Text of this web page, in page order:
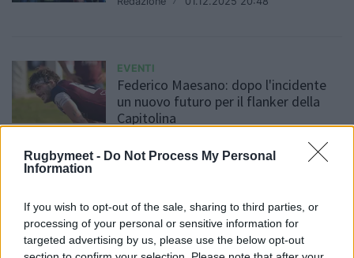
Rugbymeet - Do Not Process My Personal
Information
If you wish to opt-out of the sale, sharing to third parties, or
processing of your personal or sensitive information for
targeted advertising by us, please use the below opt-out
EVENTI
Federico Maesano: dopo l'incidente
un nuovo futuro per il flanker della
Capitolina
EVENTI
"La partita", il libro sull'epopea del
derby Rovigo-Petrarca